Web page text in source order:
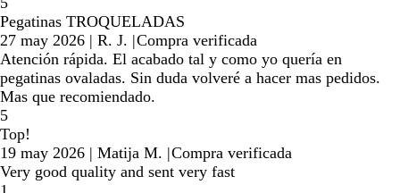
Pegatinas TROQUELADAS
27 may 2026 | R. J. |Compra verificada
Atención rápida. El acabado tal y como yo quería en
pegatinas ovaladas. Sin duda volveré a hacer mas pedidos.
Mas que recomiendado.
5
Top!
19 may 2026 | Matija M. |Compra verificada
Very good quality and sent very fast